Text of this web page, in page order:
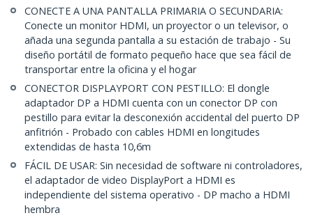
CONECTE A UNA PANTALLA PRIMARIA O SECUNDARIA:
Conecte un monitor HDMI, un proyector o un televisor, o
añada una segunda pantalla a su estación de trabajo - Su
diseño portátil de formato pequeño hace que sea fácil de
transportar entre la oficina y el hogar
CONECTOR DISPLAYPORT CON PESTILLO: El dongle
adaptador DP a HDMI cuenta con un conector DP con
pestillo para evitar la desconexión accidental del puerto DP
anfitrión - Probado con cables HDMI en longitudes
extendidas de hasta 10,6m
FÁCIL DE USAR: Sin necesidad de software ni controladores,
el adaptador de video DisplayPort a HDMI es
independiente del sistema operativo - DP macho a HDMI
hembra